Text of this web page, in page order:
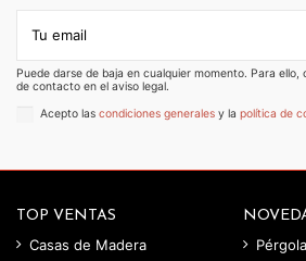
Puede darse de baja en cualquier momento. Para
de contacto en el aviso legal.
Acepto las condiciones generales y la política de
TOP VENTAS
Casas de Madera